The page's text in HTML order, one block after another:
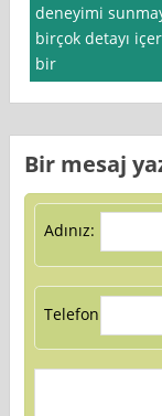
deneyimi
birçok detayı
bir
Bir mesaj
Adınız:
Telefon: